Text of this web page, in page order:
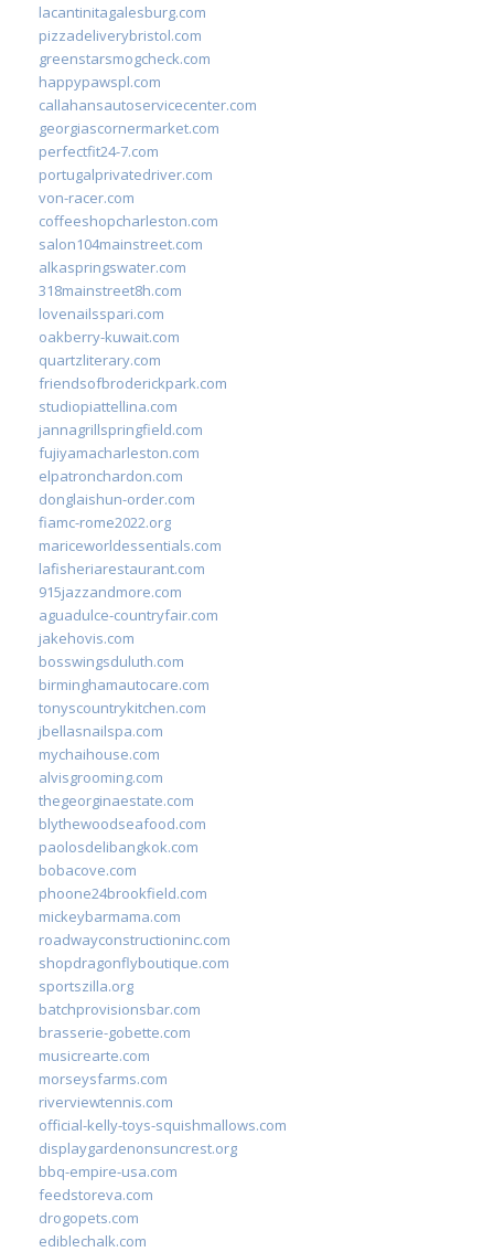
lacantinitagalesburg.com
pizzadeliverybristol.com
greenstarsmogcheck.com
happypawspl.com
callahansautoservicecenter.com
georgiascornermarket.com
perfectfit24-7.com
portugalprivatedriver.com
von-racer.com
coffeeshopcharleston.com
salon104mainstreet.com
alkaspringswater.com
318mainstreet8h.com
lovenailsspari.com
oakberry-kuwait.com
quartzliterary.com
friendsofbroderickpark.com
studiopiattellina.com
jannagrillspringfield.com
fujiyamacharleston.com
elpatronchardon.com
donglaishun-order.com
fiamc-rome2022.org
mariceworldessentials.com
lafisheriarestaurant.com
915jazzandmore.com
aguadulce-countryfair.com
jakehovis.com
bosswingsduluth.com
birminghamautocare.com
tonyscountrykitchen.com
jbellasnailspa.com
mychaihouse.com
alvisgrooming.com
thegeorginaestate.com
blythewoodseafood.com
paolosdelibangkok.com
bobacove.com
phoone24brookfield.com
mickeybarmama.com
roadwayconstructioninc.com
shopdragonflyboutique.com
sportszilla.org
batchprovisionsbar.com
brasserie-gobette.com
musicrearte.com
morseysfarms.com
riverviewtennis.com
official-kelly-toys-squishmallows.com
displaygardenonsuncrest.org
bbq-empire-usa.com
feedstoreva.com
drogopets.com
ediblechalk.com